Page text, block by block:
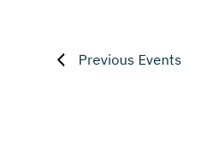
Previous Events